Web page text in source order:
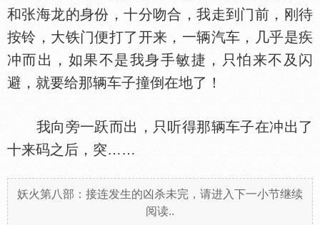
和张海龙的身份，十分吻合，我走到门前，刚待
按铃，大铁门便打了开来，一辆汽车，几乎是疾
冲而出，如果不是我身手敏捷，只怕来不及闪
避，就要给那辆车子撞倒在地了！
我向旁一跃而出，只听得那辆车子在冲出了
十来码之后，突……
妖火第八部：接连发生的凶杀未完，请进入下一小节继续
阅读..